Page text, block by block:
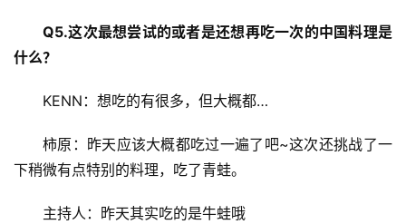
Q5.这次最想尝试的或者是还想再吃一次的中国料理是
什么？
KENN：想吃的有很多，但大概都…
柿原：昨天应该大概都吃过一遍了吧~这次还挑战了一
下稍微有点特别的料理，吃了青蛙。
主持人：昨天其实吃的是牛蛙哦